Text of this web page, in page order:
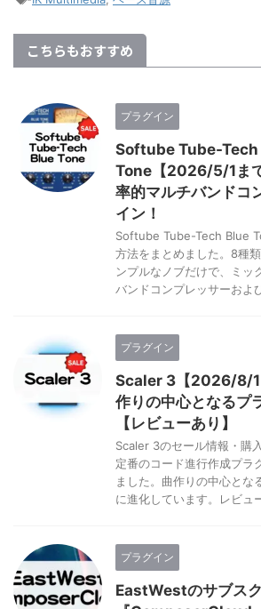
こちらもおすすめ
プラグイン
Softube Tube-Tech
Tone【2026/5/1ま
率的マルチバンドコ
イン！
Softube Tube-Tech Blue
方法をまとめました。8種
ンプルなノブだけで、ミッ
バンドコンプレッサーおよ
プラグイン
Scaler 3【2026/8/1
作りの中心となるプ
【レビューあり】
Scaler 3のセール情報・購
定番のコード進行作成プラ
ました。曲作りの中心とな
に進化しています。レビュ
プラグイン
EastWestのサブス